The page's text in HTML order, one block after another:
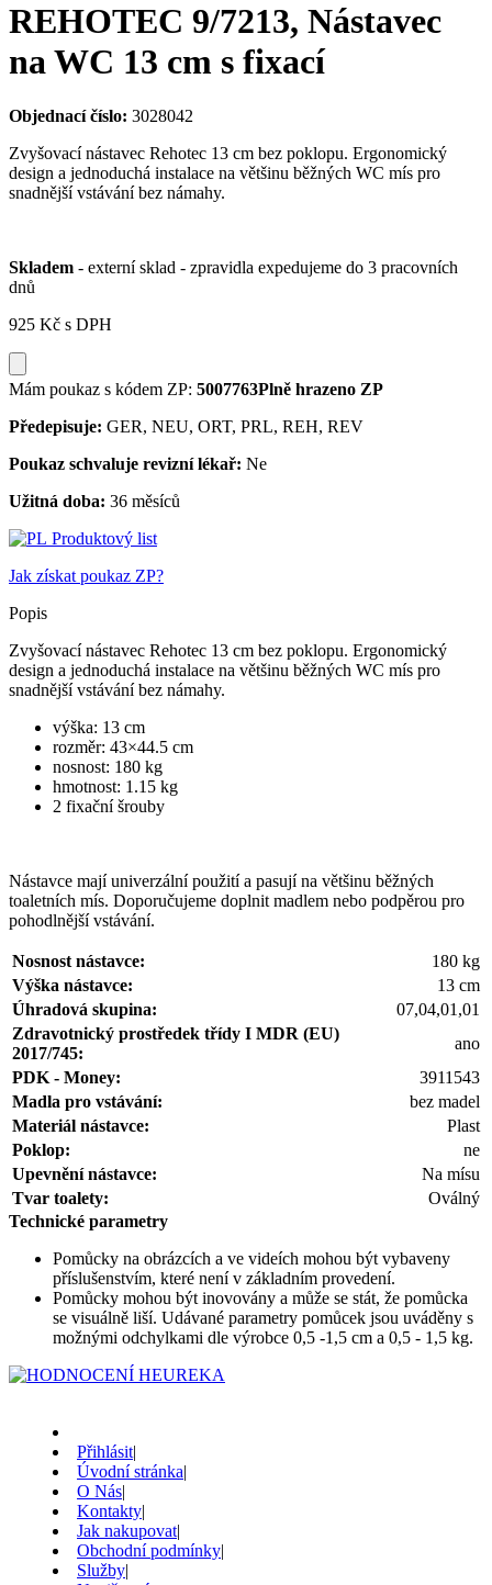
REHOTEC 9/7213, Nástavec
na WC 13 cm s fixací
Objednací číslo: 3028042
Zvyšovací nástavec Rehotec 13 cm bez poklopu. Ergonomický
design a jednoduchá instalace na většinu běžných WC mís pro
snadnější vstávání bez námahy.
Skladem - externí sklad - zpravidla expedujeme do 3 pracovních
dnů
925 Kč s DPH
Mám poukaz s kódem ZP: 5007763Plně hrazeno ZP
Předepisuje: GER, NEU, ORT, PRL, REH, REV
Poukaz schvaluje revizní lékař: Ne
Užitná doba: 36 měsíců
Produktový list
Jak získat poukaz ZP?
Popis
Zvyšovací nástavec Rehotec 13 cm bez poklopu. Ergonomický
design a jednoduchá instalace na většinu běžných WC mís pro
snadnější vstávání bez námahy.
výška: 13 cm
rozměr: 43×44.5 cm
nosnost: 180 kg
hmotnost: 1.15 kg
2 fixační šrouby
Nástavce mají univerzální použití a pasují na většinu běžných
toaletních mís. Doporučujeme doplnit madlem nebo podpěrou pro
pohodlnější vstávání.
Nosnost nástavce:
180 kg
Výška nástavce:
13 cm
Úhradová skupina:
07,04,01,01
Zdravotnický prostředek třídy I MDR (EU)
2017/745:
ano
PDK - Money:
3911543
Madla pro vstávání:
bez madel
Materiál nástavce:
Plast
Poklop:
ne
Upevnění nástavce:
Na mísu
Tvar toalety:
Oválný
Technické parametry
Pomůcky na obrázcích a ve videích mohou být vybaveny
příslušenstvím, které není v základním provedení.
Pomůcky mohou být inovovány a může se stát, že pomůcka
se visuálně liší. Udávané parametry pomůcek jsou uváděny s
možnými odchylkami dle výrobce 0,5 -1,5 cm a 0,5 - 1,5 kg.
Přihlásit|
Úvodní stránka|
O Nás|
Kontakty|
Jak nakupovat|
Obchodní podmínky|
Služby|